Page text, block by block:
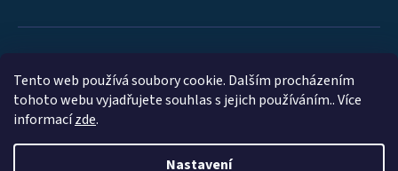
Tento web používá soubory cookie. Dalším procházením
tohoto webu vyjadřujete souhlas s jejich používáním.. Více
informacízde.
Nastavení